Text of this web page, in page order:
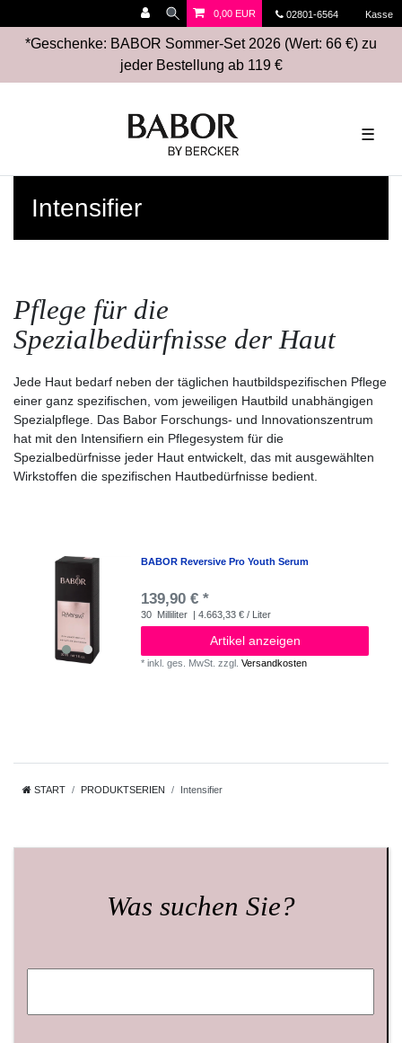
02801-6564 Kasse
0,00 EUR
*Geschenke: BABOR Sommer-Set 2026 (Wert: 66 €) zu
jeder Bestellung ab 119 €
☰
Intensifier
Pflege für die
Spezialbedürfnisse der Haut
Jede Haut bedarf neben der täglichen hautbildspezifischen Pflege
einer ganz spezifischen, vom jeweiligen Hautbild unabhängigen
Spezialpflege . Das Babor Forschungs- und Innovationszentrum
hat mit den Intensifiern ein Pflegesystem für die
Spezialbedürfnisse jeder Haut entwickelt, das mit ausgewählten
Wirkstoffen die spezifischen Hautbedürfnisse bedient.
BABOR Reversive Pro Youth Serum
139,90 € *
30 Milliliter | 4.663,33 € / Liter
Artikel anzeigen
*inkl. ges. MwSt. zzgl.Versandkosten
START PRODUKTSERIEN Intensifier
Was suchen Sie?